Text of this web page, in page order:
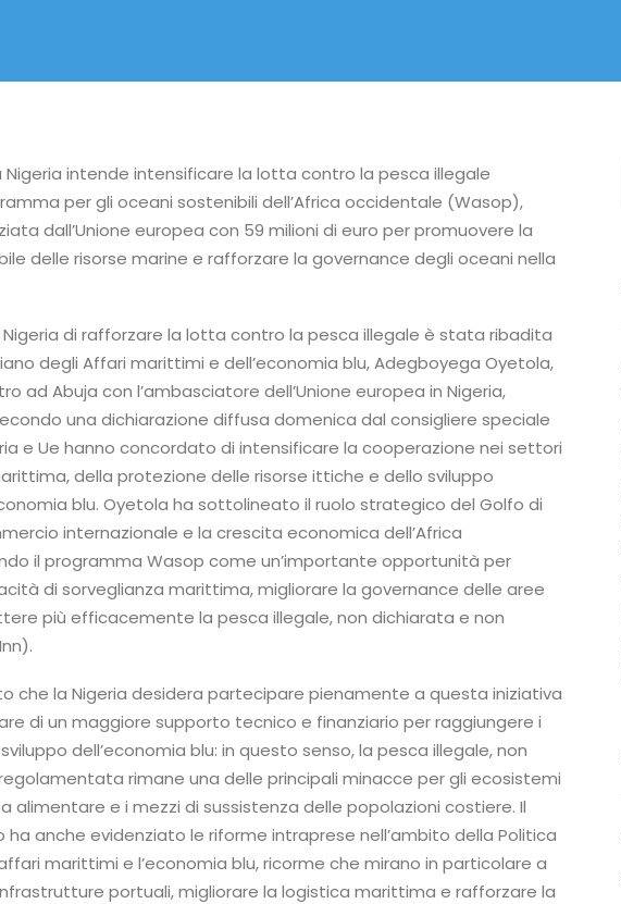
Nigeria intende intensificare la lotta contro la pesca illegale
per gli oceani sostenibili dell’Africa occidentale (Wasop),
dall’Unione europea con 59 milioni di euro per promuovere la
delle risorse marine e rafforzare la governance degli oceani nella
Nigeria di rafforzare la lotta contro la pesca illegale è stata ribadita
degli Affari marittimi e dell’economia blu, Adegboyega Oyetola,
ad Abuja con l’ambasciatore dell’Unione europea in Nigeria,
una dichiarazione diffusa domenica dal consigliere speciale
e Ue hanno concordato di intensificare la cooperazione nei settori
della protezione delle risorse ittiche e dello sviluppo
blu. Oyetola ha sottolineato il ruolo strategico del Golfo di
internazionale e la crescita economica dell’Africa
il programma Wasop come un’importante opportunità per
di sorveglianza marittima, migliorare la governance delle aree
più efficacemente la pesca illegale, non dichiarata e non
che la Nigeria desidera partecipare pienamente a questa iniziativa
di un maggiore supporto tecnico e finanziario per raggiungere i
dell’economia blu: in questo senso, la pesca illegale, non
rimane una delle principali minacce per gli ecosistemi
alimentare e i mezzi di sussistenza delle popolazioni costiere. Il
ha anche evidenziato le riforme intraprese nell’ambito della Politica
marittimi e l’economia blu, ricorme che mirano in particolare a
portuali, migliorare la logistica marittima e rafforzare la